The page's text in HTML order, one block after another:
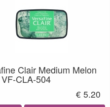
Clair Medium Melon
CLA-504
€ 5.20